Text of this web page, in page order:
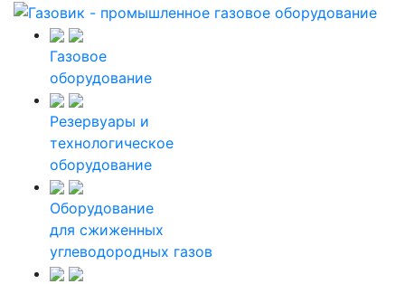
Газовое
оборудование
Резервуары и
технологическое
оборудование
Оборудование
для сжиженных
углеводородных газов